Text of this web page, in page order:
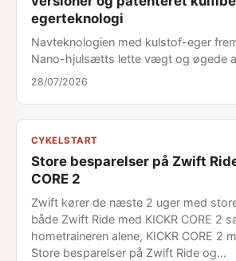
egerteknologi
Navteknologien med kulstof-eger
Nano-hjulsætts lette vægt og øgede
28/07/2026
CYKELSTART
Store besparelser på Zwift
CORE 2
Zwift kører de næste 2 uger med
både Zwift Ride med KICKR CORE 2
hometraineren alene, KICKR CORE 2
Store besparelser på Zwift Ride og…